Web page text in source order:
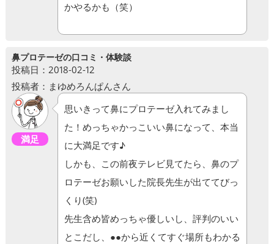
かやるかも（笑）
鼻プロテーゼの口コミ・体験談
投稿日：2018-02-12
投稿者：まゆめろんぱんさん
満足
思いきって鼻にプロテーゼ入れてみまし
た！めっちゃかっこいい鼻になって、本当
に大満足です♪
しかも、この前夜テレビ見てたら、鼻のプ
ロテーゼお願いした院長先生が出ててびっ
くり(笑)
先生含め皆めっちゃ優しいし、評判のいい
とこだし、●●から近くてすぐ場所もわかる